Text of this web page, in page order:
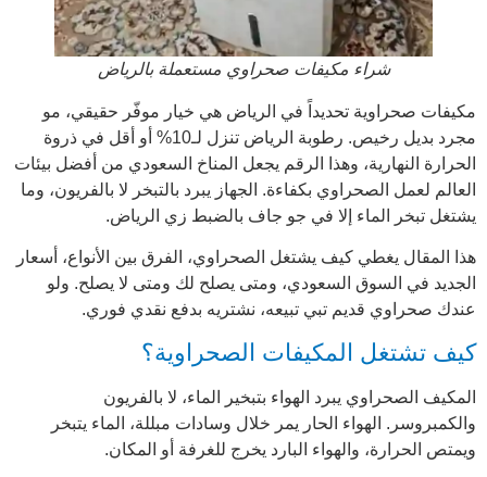
شراء مكيفات صحراوي مستعملة بالرياض​
مكيفات صحراوية تحديداً في الرياض هي خيار موفّر حقيقي، مو
مجرد بديل رخيص. رطوبة الرياض
تنزل لـ10% أو أقل في ذروة
الحرارة النهارية، وهذا الرقم يجعل المناخ السعودي من أفضل بيئات
العالم لعمل الصحراوي بكفاءة. الجهاز يبرد بالتبخر لا بالفريون، وما
يشتغل تبخر الماء إلا في جو جاف بالضبط زي الرياض.
هذا المقال يغطي كيف يشتغل الصحراوي، الفرق بين الأنواع، أسعار
الجديد في السوق السعودي، ومتى يصلح لك ومتى لا يصلح. ولو
عندك صحراوي قديم تبي تبيعه، نشتريه بدفع نقدي فوري.
كيف تشتغل المكيفات الصحراوية؟
المكيف الصحراوي يبرد الهواء بتبخير الماء، لا بالفريون
والكمبروسر. الهواء الحار يمر خلال وسادات مبللة، الماء يتبخر
ويمتص الحرارة، والهواء البارد يخرج للغرفة أو المكان.